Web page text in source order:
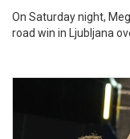
On Saturday night,
road win in Ljubljana